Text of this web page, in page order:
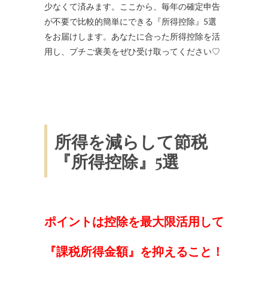
少なくて済みます。ここから、毎年の確定申告
が不要で比較的簡単にできる『所得控除』5選
をお届けします。あなたに合った所得控除を活
用し、プチご褒美をぜひ受け取ってください♡
所得を減らして節税
『所得控除』5選
ポイントは控除を最大限活用して
『課税所得金額』を抑えること！